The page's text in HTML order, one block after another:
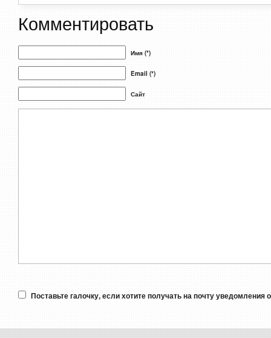
Комментировать
Имя (*)
Email (*)
Сайт
Поставьте галочку, если хотите получать на почту